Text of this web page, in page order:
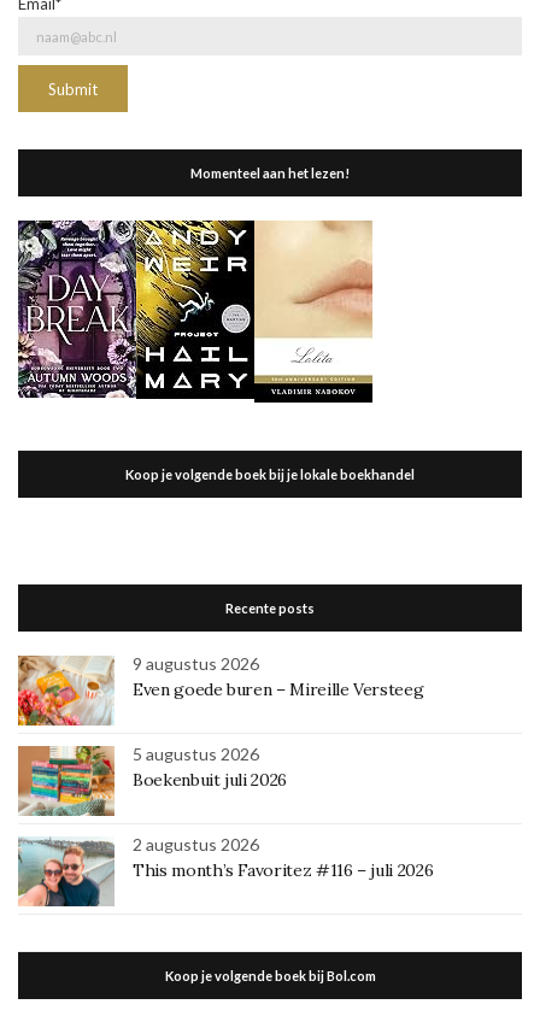
Momenteel aan het lezen!
Koop je volgende boek bij je lokale boekhandel
Recente posts
9 augustus 2026
Even goede buren – Mireille Versteeg
5 augustus 2026
Boekenbuit juli 2026
2 augustus 2026
This month’s Favoritez #116 – juli 2026
Koop je volgende boek bij Bol.com